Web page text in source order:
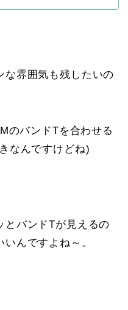
な雰囲気も残したいの
のバンドTを合わせる
なんですけどね)
とバンドTが見えるの
んですよね～。